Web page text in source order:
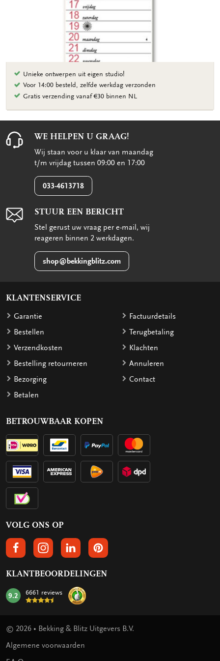
Unieke ontwerpen uit eigen studio!
Voor 14:00 besteld, zelfde werkdag verzonden
Gratis verzending vanaf €30 binnen NL
WE HELPEN U GRAAG!
Wij staan voor u klaar van maandag
t/m vrijdag tussen 09:00 en 17:00
033-4613718
STUUR EEN BERICHT
Stel gerust uw vraag per e-mail, wij
reageren binnen 2 werkdagen.
shop@bekkingblitz.com
KLANTENSERVICE
Garantie
Bestellen
Verzendkosten
Bestelling retourneren
Bezorging
Betalen
Factuurdetails
Terugbetaling
Klachten
Annuleren
Contact
BETROUWBAAR KOPEN
VOLG ONS OP
VOLGS ONS OP FACEBOOK
VOLG ONS OP INSTAGRAM
VOLG ONS OP LINKEDIN
VOLG ONS OP PINTEREST
KLANTBEOORDELINGEN
mark:
9.2 6661 reviews
© 2026 • Bekking & Blitz Uitgevers B.V.
Algemene voorwaarden